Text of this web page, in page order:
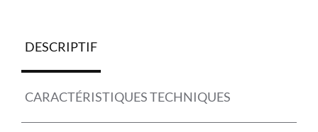
DESCRIPTIF
CARACTÉRISTIQUES TECHNIQUES